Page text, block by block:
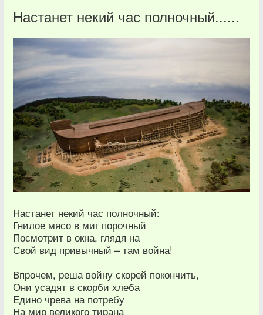
Настанет некий час полночный......
Настанет некий час полночный:
Гнилое мясо в миг порочный
Посмотрит в окна, глядя на
Свой вид привычный – там война!
Впрочем, реша войну скорей покончить,
Они усадят в скорби хлеба
Едино чрева на потребу
На мир великого тирана